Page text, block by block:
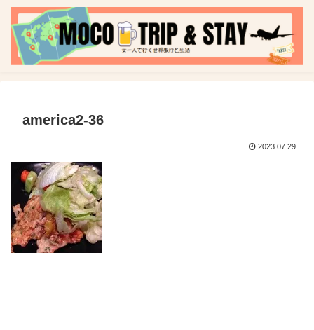
america2-36
2023.07.29